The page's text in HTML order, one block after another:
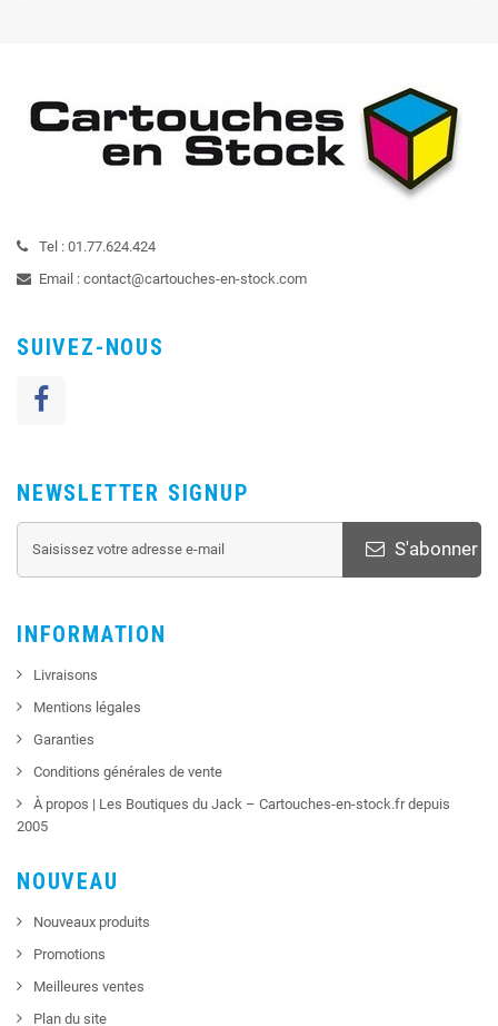
Tel : 01.77.624.424
Email : contact@cartouches-en-stock.com
SUIVEZ-NOUS
NEWSLETTER SIGNUP
S'abonner
INFORMATION
Livraisons
Mentions légales
Garanties
Conditions générales de vente
À propos | Les Boutiques du Jack – Cartouches-en-stock.fr depuis
2005
NOUVEAU
Nouveaux produits
Promotions
Meilleures ventes
Plan du site